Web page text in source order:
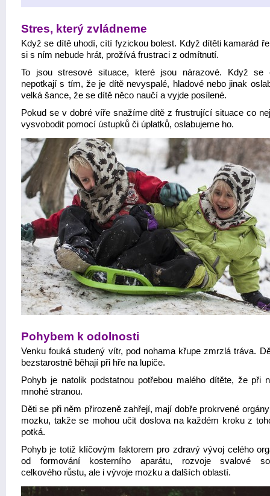
Stres, který zvládneme
Když se dítě uhodí, cítí fyzickou bolest. Když dítěti kamarád
si s ním nebude hrát, prožívá frustraci z odmítnutí.
To jsou stresové situace, které jsou nárazové. Když se
nepotkají s tím, že je dítě nevyspalé, hladové nebo jinak
velká šance, že se dítě něco naučí a vyjde posílené.
Pokud se v dobré víře snažíme dítě z frustrující situace co
vysvobodit pomocí ústupků či úplatků, oslabujeme ho.
Pohybem k odolnosti
Venku fouká studený vítr, pod nohama křupe zmrzlá tráva.
bezstarostně běhají při hře na lupiče.
Pohyb je natolik podstatnou potřebou malého dítěte, že při
mnohé stranou.
Děti se při něm přirozeně zahřejí, mají dobře prokrvené
mozku, takže se mohou učit doslova na každém kroku z
potká.
Pohyb je totiž klíčovým faktorem pro zdravý vývoj celého
od formování kosterního aparátu, rozvoje svalové
celkového růstu, ale i vývoje mozku a dalších oblastí.